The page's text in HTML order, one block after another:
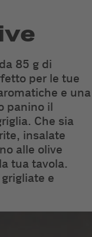
85 g di
per le tue
e una
panino il
Che sia
insalate
alle olive
tua tavola.
e